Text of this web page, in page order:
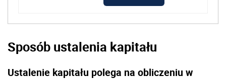
Sposób ustalenia kapitału
Ustalenie kapitału polega na obliczeniu w